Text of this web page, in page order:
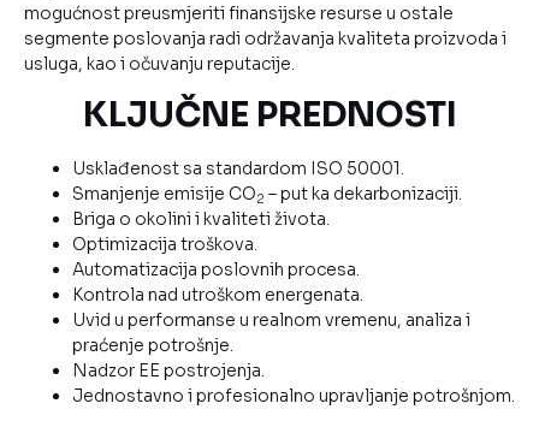
mogućnost preusmjeriti finansijske resurse u ostale
segmente poslovanja radi održavanja kvaliteta proizvoda i
usluga, kao i očuvanju reputacije.
KLJUČNE PREDNOSTI
Usklađenost sa standardom ISO 50001.
Smanjenje emisije CO2 – put ka dekarbonizaciji.
Briga o okolini i kvaliteti života.
Optimizacija troškova.
Automatizacija poslovnih procesa.
Kontrola nad utroškom energenata.
Uvid u performanse u realnom vremenu, analiza i
praćenje potrošnje.
Nadzor EE postrojenja.
Jednostavno i profesionalno upravljanje potrošnjom.